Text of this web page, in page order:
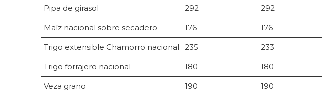
Pipa de girasol 292 292
Maíz nacional sobre secadero 176 176
Trigo extensible Chamorro nacional 235 233
Trigo forrajero nacional 180 180
Veza grano 190 190